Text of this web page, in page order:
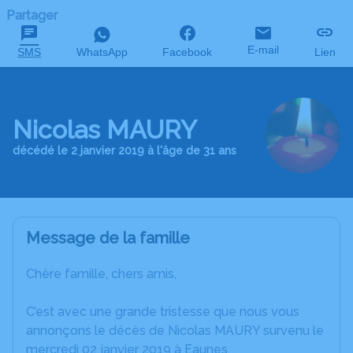
Partager
SMS WhatsApp Facebook E-mail Lien
Nicolas MAURY
décédé le 2 janvier 2019 à l'âge de 31 ans
Message de la famille
Chère famille, chers amis,
C’est avec une grande tristesse que nous vous
annonçons le décès de Nicolas MAURY survenu le
mercredi 02 janvier 2019 à Eaunes.